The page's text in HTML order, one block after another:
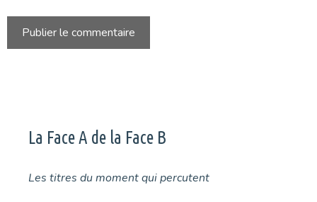
La Face A de la Face B
Les titres du moment qui percutent